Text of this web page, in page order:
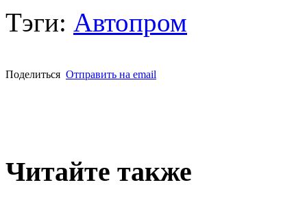
Тэги: Автопром
Поделиться Отправить на email
Читайте также